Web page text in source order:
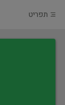
תפריט